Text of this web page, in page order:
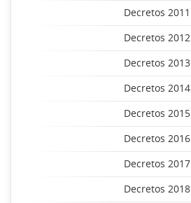
Decretos 2011
Decretos 2012
Decretos 2013
Decretos 2014
Decretos 2015
Decretos 2016
Decretos 2017
Decretos 2018